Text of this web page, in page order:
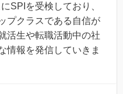
SPIを受検しており、
プクラスである自信が
活生や転職活動中の社
情報を発信していきま